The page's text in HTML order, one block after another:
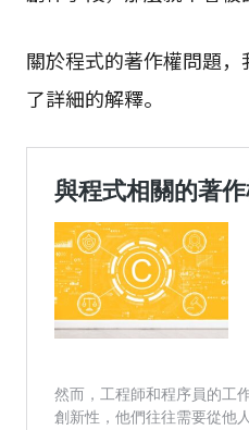
關於程式的著作權問題
了詳細的解釋。